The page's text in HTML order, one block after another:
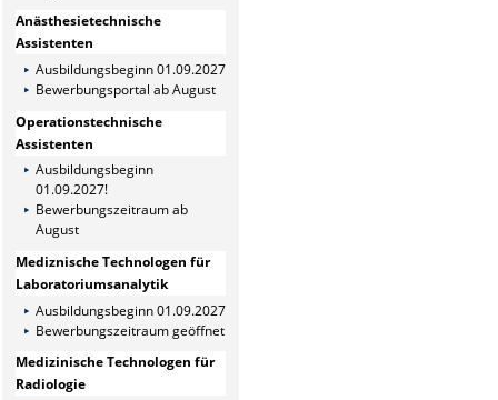
Anästhesietechnische
Assistenten
Ausbildungsbeginn 01.09.2027
Bewerbungsportal ab August
Operationstechnische
Assistenten
Ausbildungsbeginn
01.09.2027!
Bewerbungszeitraum ab
August
Mediznische Technologen für
Laboratoriumsanalytik
Ausbildungsbeginn 01.09.2027
Bewerbungszeitraum geöffnet
Medizinische Technologen für
Radiologie